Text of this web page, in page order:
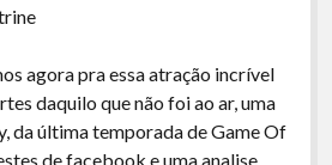
agora pra essa atração incrível
daquilo que não foi ao ar, uma
da última temporada de Game Of
de facebook e uma analise